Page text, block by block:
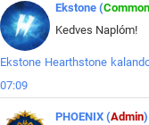
Ekstone (Common
Kedves Naplóm!
Ekstone Hearthstone
07:09
PHOENIX (Admin)